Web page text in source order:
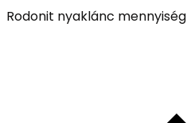
Rodonit nyaklánc mennyiség